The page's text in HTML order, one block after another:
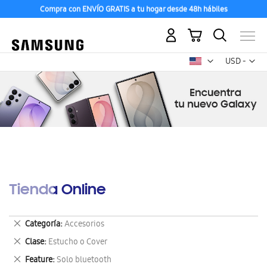
Compra con ENVÍO GRATIS a tu hogar desde 48h hábiles
USD -
dólar
Mi carrito
Tienda Online
Categoría Accesorios
Eliminar
este
artículo
Clase Estucho o Cover
Eliminar
este
Feature Solo bluetooth
Eliminar